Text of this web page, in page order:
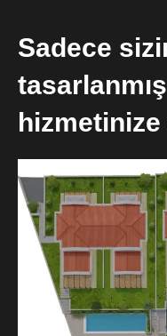
Sadece